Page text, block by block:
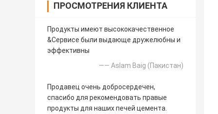
ПРОСМОТРЕНИЯ КЛИЕНТА
Продукты имеют высококачественное
&Сервисе были выдающе дружелюбны и
эффективны
—— Aslam Baig (Пакистан)
Продавец очень добросердечен,
спасибо для рекомендовать правые
продукты для наших печей цемента.